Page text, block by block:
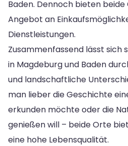
Baden. Dennoch bieten
Angebot an
Dienstleistungen.
Zusammenfassend lässt sich
in Magdeburg und Baden
und landschaftliche
man lieber die Geschichte
erkunden möchte oder die
genießen will – beide Orte
eine hohe Lebensqualität.